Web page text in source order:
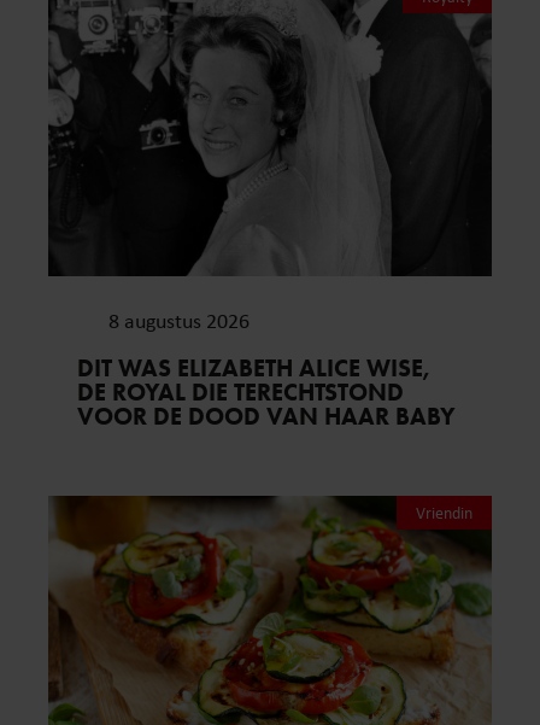
8 augustus 2026
DIT WAS ELIZABETH ALICE WISE,
DE ROYAL DIE TERECHTSTOND
VOOR DE DOOD VAN HAAR BABY
Vriendin